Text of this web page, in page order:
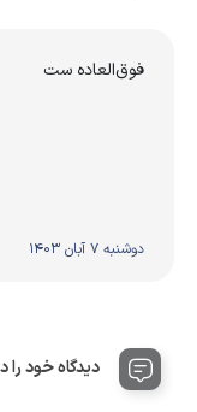
فوق‌العاده ست
دوشنبه 7 آبان 1403
دیدگاه خود را